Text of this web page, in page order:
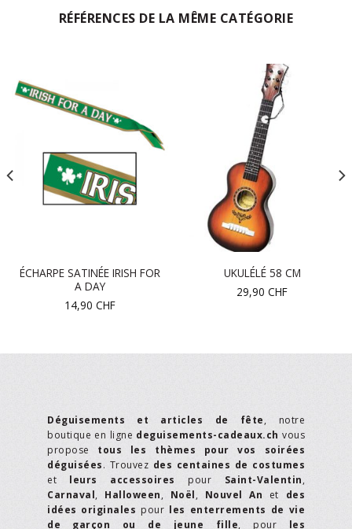
RÉFÉRENCES DE LA MÊME CATÉGORIE
ÉCHARPE SATINÉE IRISH FOR
A DAY
14,90 CHF
UKULÉLÉ 58 CM
29,90 CHF
Déguisements et articles de fête, notre
boutique en ligne deguisements-cadeaux.ch vous
propose tous les thèmes pour vos soirées
déguisées. Trouvez des centaines de costumes
et leurs accessoires pour Saint-Valentin,
Carnaval, Halloween, Noël, Nouvel An et des
idées originales pour les enterrements de vie
de garçon ou de jeune fille, pour les